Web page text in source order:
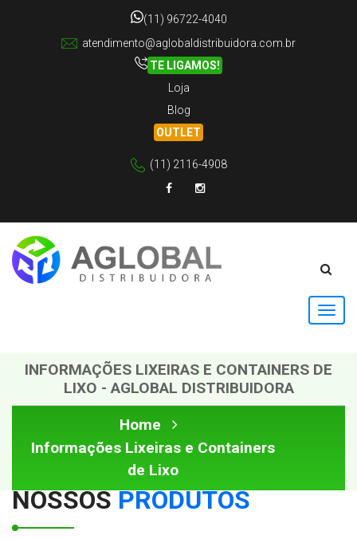
(11) 96722-4040
atendimento@aglobaldistribuidora.com.br
TE LIGAMOS!
Loja
Blog
OUTLET
(11) 2116-4908
INFORMAÇÕES LIXEIRAS E CONTAINERS DE
LIXO - AGLOBAL DISTRIBUIDORA
Home
Informações Lixeiras e Containers
de Lixo
NOSSOSPRODUTOS